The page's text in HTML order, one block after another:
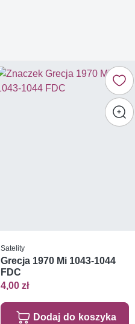
Satelity
Grecja 1970 Mi 1043-1044
FDC
4,00 zł
Dodaj do koszyka